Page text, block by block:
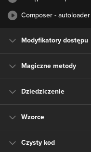
Composer - autoloader
Modyfikatory dostępu
Magiczne metody
Dziedziczenie
Wzorce
Czysty kod